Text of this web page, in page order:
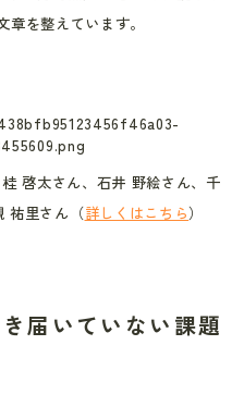
を整えています。
啓太さん、石井 野絵さん、千
祐里さん（詳しくはこちら）
届いていない課題